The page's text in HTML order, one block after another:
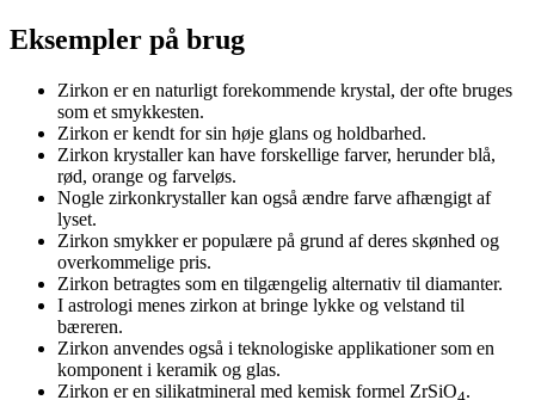
Eksempler på brug
Zirkon er en naturligt forekommende krystal, der ofte bruges
som et smykkesten.
Zirkon er kendt for sin høje glans og holdbarhed.
Zirkon krystaller kan have forskellige farver, herunder blå,
rød, orange og farveløs.
Nogle zirkonkrystaller kan også ændre farve afhængigt af
lyset.
Zirkon smykker er populære på grund af deres skønhed og
overkommelige pris.
Zirkon betragtes som en tilgængelig alternativ til diamanter.
I astrologi menes zirkon at bringe lykke og velstand til
bæreren.
Zirkon anvendes også i teknologiske applikationer som en
komponent i keramik og glas.
Zirkon er en silikatmineral med kemisk formel ZrSiO .